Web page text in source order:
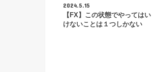
2024.5.15
【FX】この状態でやってはい
けないことは１つしかない